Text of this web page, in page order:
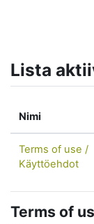
Lista
Nimi
Terms of use /
Käyttöehdot
Terms of